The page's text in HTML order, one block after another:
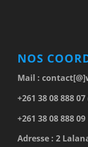
NOS
Mail :
+261 38 08 888
+261 38 08 888 09
Adresse : 2